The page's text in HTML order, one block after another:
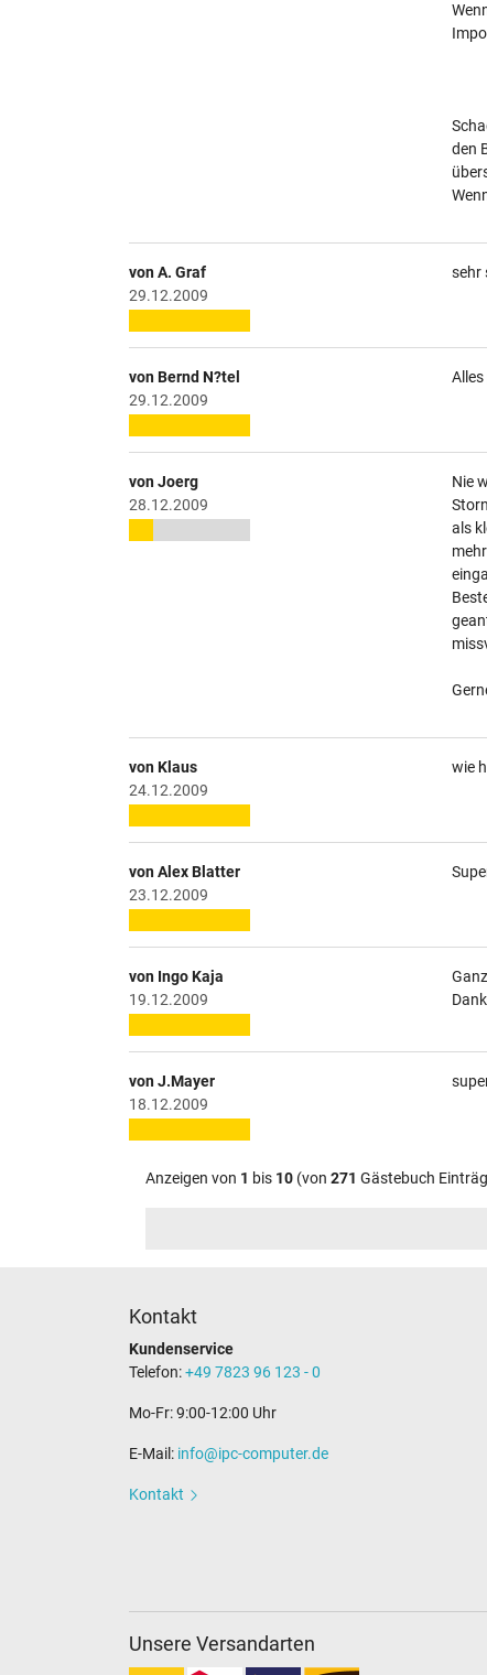
den
von A. Graf
29.12.2009
sehr
von Bernd N?tel
29.12.2009
von Joerg
28.12.2009
Nie
als
von Klaus
24.12.2009
wie
von Alex Blatter
23.12.2009
von Ingo Kaja
19.12.2009
von J.Mayer
18.12.2009
Anzeigen von 1 bis 10 (von 271 Gästebuch
Kontakt
Kundenservice
Telefon:+49 7823 96 123 - 0
Mo-Fr: 9:00-12:00 Uhr
E-Mail: info@ipc-computer.de
Kontakt
Unsere Versandarten